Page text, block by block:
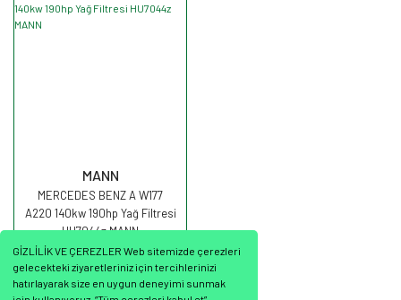
GİZLİLİK VE ÇEREZLER Web sitemizde çerezleri
gelecekteki ziyaretleriniz için tercihlerinizi
hatırlayarak size en uygun deneyimi sunmak
MANN
MERCEDES BENZ A W177
A220 140kw 190hp Yağ Filtresi
HU7044z MANN